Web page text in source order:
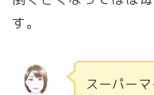
す。
スーパー